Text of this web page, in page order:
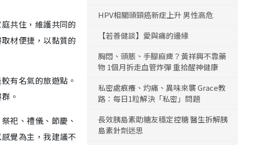
共住，維護共同的
材便捷，以黏質的
有名氣的旅遊點。
。
祀、禮儀、節慶、
覺為主，我建議不
HPV相關頭頸癌新症上升 男性高危
【若善健談】愛與痛的邊緣
胸悶、頭脹、手腳麻痺？黃祥興不靠藥
物 1個月拆走血管炸彈 重拾醒神健康
私密處痕癢、灼痛、異味來襲 Grace教
路：每日1粒解決「私密」問題
長效胰島素助糖友穩定控糖 醫生拆解胰
島素針劑迷思